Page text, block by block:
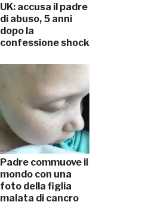
UK: accusa il padre
di abuso, 5 anni
dopo la
confessione shock
Padre commuove il
mondo con una
foto della figlia
malata di cancro